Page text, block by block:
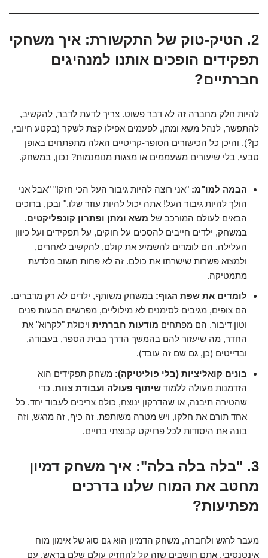
2. הטיק-טוק של התקשורת: איך משחקי
תפקידים הופכים אותנו למנהיגים
חברתיים?
להיות חלק מחברה זה לא דבר פשוט. צריך לדעת לדבר, להקשיב,
להתפשר, לנהל משא ומתן, לפעמים אפילו קצת לשקר (בקטע חיובי,
כן?). והיכן כל הכישורים הסופר-קריטיים האלה מתפתחים באופן
טבעי, בלי שיעורים משעממים או מצגות מנומנמות? נכון, במשחק.
הבמה למו"מ: "אני רוצה להיות גיבור העל הכי חזק!" "אבל אני
הולך להיות גיבור העל! אתה יכול להיות עוזר שלו." ובכן, ברוכים
הבאים לעולם המורכב של משא ומתן ופתרון קונפליקטים.
במשחק, ילדים חייבים להסכים על חוקים, על תפקידים ועל כיוון
העלילה. הם לומדים להשמיע את קולם, להקשיב לאחרים,
ולמצוא פשרות שישרתו את כולם. זה לא פחות חשוב מלדעת
מתמטיקה.
לומדים את שפת הגוף: במשחק משותף, ילדים לא רק מדברים.
הם צופים, מגיבים לסימנים לא מילוליים, מפרשים הבעות פנים
וטון דיבור. הם מפתחים מודעות חברתית ויכולת "לקרוא" את
החדר, מה שיעזור להם בהמשך הדרך בבית הספר, בעבודה,
ובדייטים (כן, גם שם זה עובד).
בונים קואליציות (בלי פוליטיקה): משחק תפקידים הוא
הזדמנות מעולה ללמוד שיתוף פעולה ועבודת צוות. כדי
שהטירה תיבנה, או שהדרקון ינוצח, כולם צריכים לעבוד יחד. כל
אחד תורם את חלקו, ויש מטרה משותפת. זה כיף, זה מרגש, וזה
בונה את היסודות לכל פרויקט קבוצתי בחיים.
3. "בלה בלה בלה": איך משחק דמיון
מחטב את המוח שלנו בדרכים
מפתיעות?
מעבר לרגש ולחברה, משחק הדמיון הוא גם סוג של אימון מוח
אינטנסיבי. אתם חושבים שזה קל להחזיק עולם שלם בראש, עם